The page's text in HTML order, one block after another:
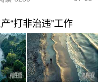
“打非治违”工作